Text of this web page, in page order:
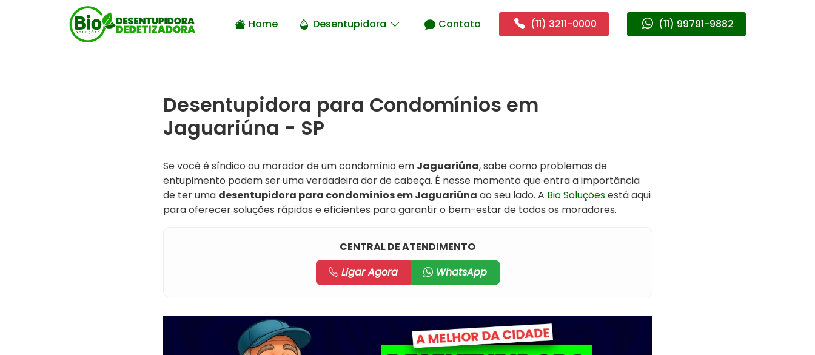
Home Desentupidora Contato (11) 3211-0000 (11) 99791-9882
Desentupidora para Condomínios em
Jaguariúna - SP
Se você é síndico ou morador de um condomínio em Jaguariúna, sabe como problemas de
entupimento podem ser uma verdadeira dor de cabeça. É nesse momento que entra a importância
de ter uma desentupidora para condomínios em Jaguariúna ao seu lado. A Bio Soluçõesestá aqui
para oferecer soluções rápidas e eficientes para garantir o bem-estar de todos os moradores.
CENTRAL DE ATENDIMENTO
Ligar Agora
WhatsApp